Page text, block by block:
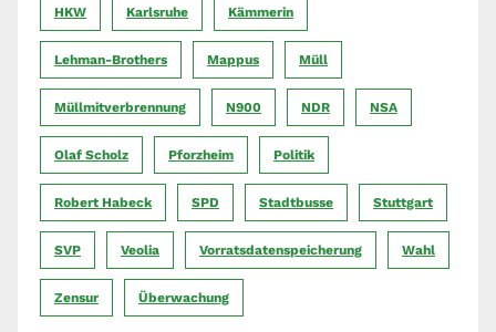
HKW Karlsruhe Kämmerin
Lehman-Brothers Mappus Müll
Müllmitverbrennung N900 NDR NSA
Olaf Scholz Pforzheim Politik
Robert Habeck SPD Stadtbusse Stuttgart
SVP Veolia Vorratsdatenspeicherung Wahl
Zensur Überwachung